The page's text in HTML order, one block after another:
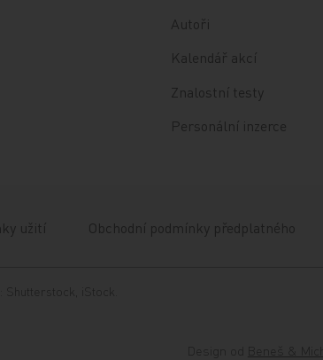
Autoři
Kalendář akcí
Znalostní testy
Personální inzerce
užití Obchodní podmínky předplatného
iStock.
Beneš & Michl